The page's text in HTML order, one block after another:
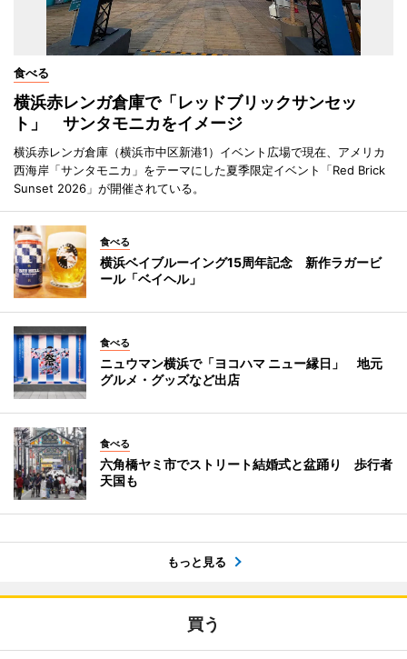
食べる
横浜赤レンガ倉庫で「レッドブリックサンセッ
ト」 サンタモニカをイメージ
横浜赤レンガ倉庫（横浜市中区新港1）イベント広場で現在、アメリカ
西海岸「サンタモニカ」をテーマにした夏季限定イベント「Red Brick
Sunset 2026」が開催されている。
食べる
横浜ベイブルーイング15周年記念 新作ラガービ
ール「ベイヘル」
食べる
ニュウマン横浜で「ヨコハマ ニュー縁日」 地元
グルメ・グッズなど出店
食べる
六角橋ヤミ市でストリート結婚式と盆踊り 歩行者
天国も
もっと見る
買う